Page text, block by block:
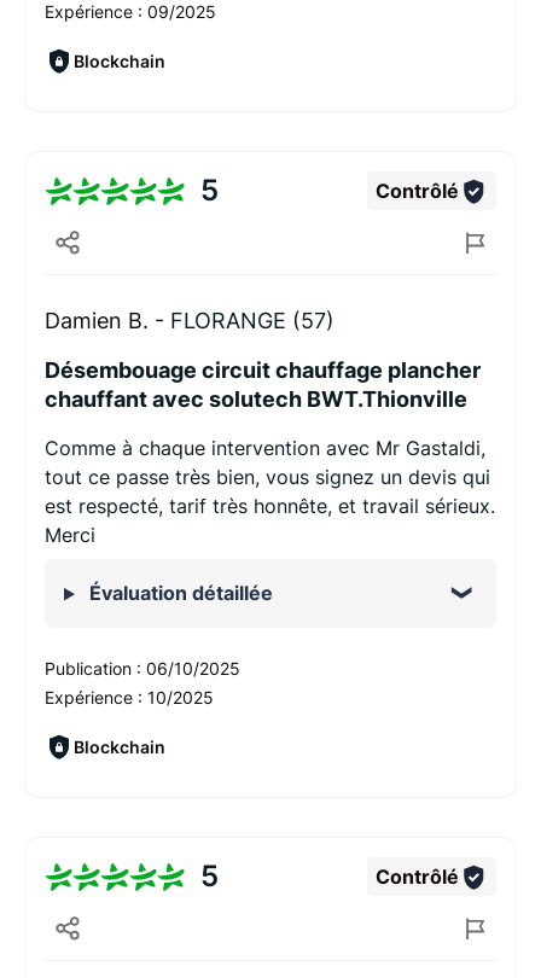
Expérience : 09/2025
Blockchain
5 Contrôlé
Damien B. - FLORANGE (57)
Désembouage circuit chauffage plancher
chauffant avec solutech BWT.Thionville
Comme à chaque intervention avec Mr Gastaldi,
tout ce passe très bien, vous signez un devis qui
est respecté, tarif très honnête, et travail sérieux.
Merci
Évaluation détaillée
Publication : 06/10/2025
Expérience : 10/2025
Blockchain
5 Contrôlé